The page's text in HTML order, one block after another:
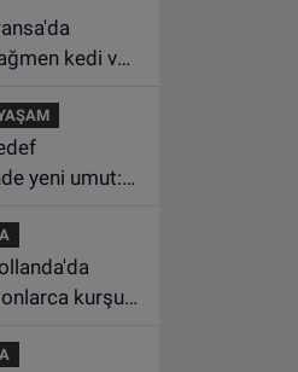
kedi ve
başına
ceza
yeni umut:
bulundu
kurşun
çıktı